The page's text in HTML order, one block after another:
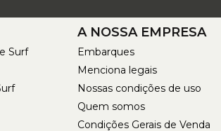
Surf
A NOSSA EMPRESA
Embarques
Menciona legais
Nossas condições de uso
Quem somos
Condições Gerais de Venda